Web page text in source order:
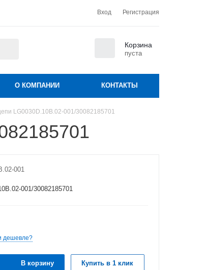
Вход Регистрация
Корзина
пуста
О КОМПАНИИ КОНТАКТЫ
LG0030D.10B.02-001/30082185701
001
001/30082185701
дешевле?
В корзину Купить в 1 клик